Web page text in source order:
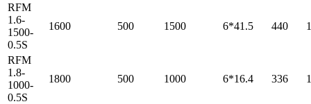
RFM
1.6-
1500-
0.5S
1600 500 1500 6*41.5 440
RFM
1.8-
1000-
0.5S
1800 500 1000 6*16.4 336